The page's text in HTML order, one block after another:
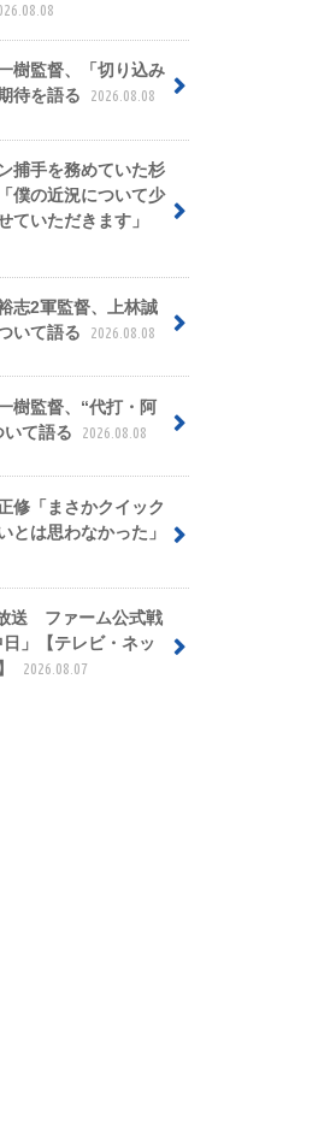
樹監督、「切り込み
待を語る
2026.08.08
捕手を務めていた杉
僕の近況について少
ていただきます」
志2軍監督、上林誠
いて語る
2026.08.08
樹監督、“代打・阿
いて語る
2026.08.08
修「まさかクイック
とは思わなかった」
送 ファーム公式戦
日」【テレビ・ネッ
2026.08.07